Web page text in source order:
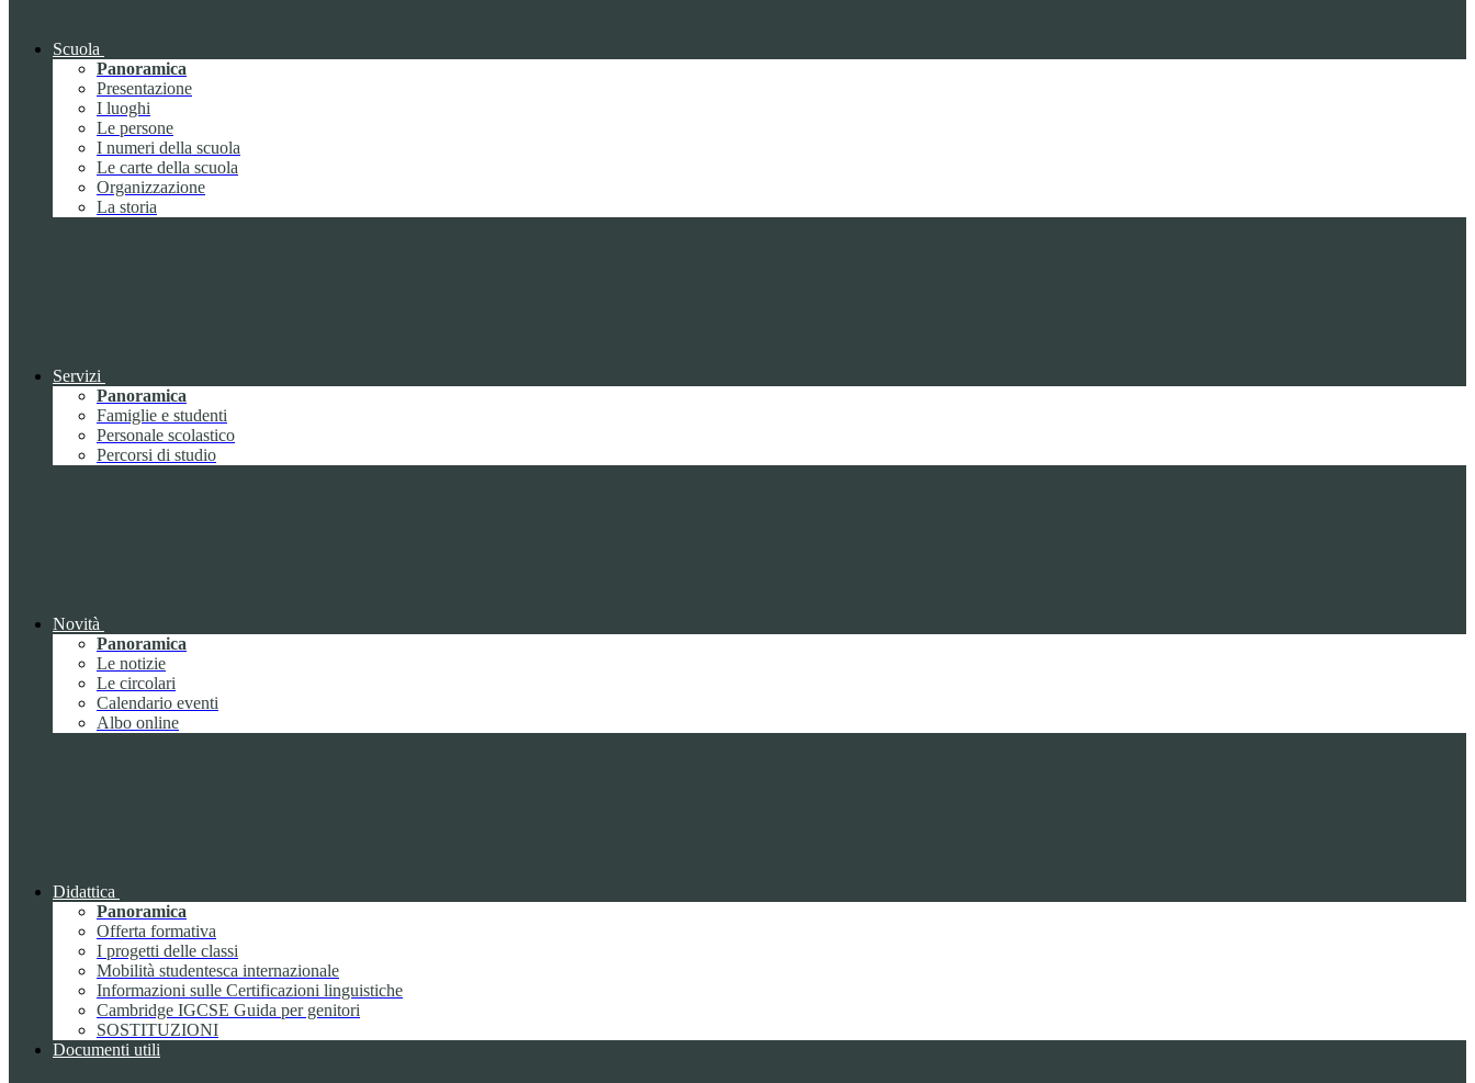
Scuola
Panoramica
Presentazione
I luoghi
Le persone
I numeri della scuola
Le carte della scuola
Organizzazione
La storia
Servizi
Panoramica
Famiglie e studenti
Personale scolastico
Percorsi di studio
Novità
Panoramica
Le notizie
Le circolari
Calendario eventi
Albo online
Didattica
Panoramica
Offerta formativa
I progetti delle classi
Mobilità studentesca internazionale
Informazioni sulle Certificazioni linguistiche
Cambridge IGCSE Guida per genitori
SOSTITUZIONI
Documenti utili